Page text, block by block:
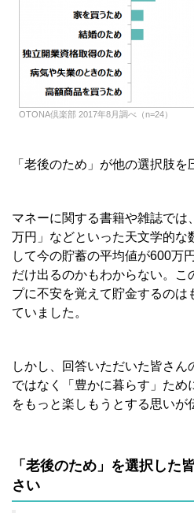
OTONA倶楽部 2017年8月調べ（n=24）
「老後のため」が他の選択肢を
マネーに関する書籍や雑誌では
万円」などといった天文学的な
して今の貯蓄の平均値が600万
だけ出るのかもわからない。こ
プに不安を覚えて貯金するのは
ていました。
しかし、回答いただいた皆さん
ではなく「豊かに暮らす」ため
をもっと楽しもうとする思いが
「老後のため」を選択した
さい